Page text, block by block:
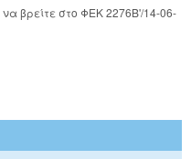
βρείτε στο ΦΕΚ 2276Β'/14-06-